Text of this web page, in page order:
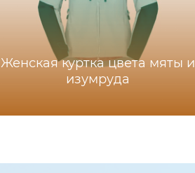
Женская куртка цвета мяты и
изумруда